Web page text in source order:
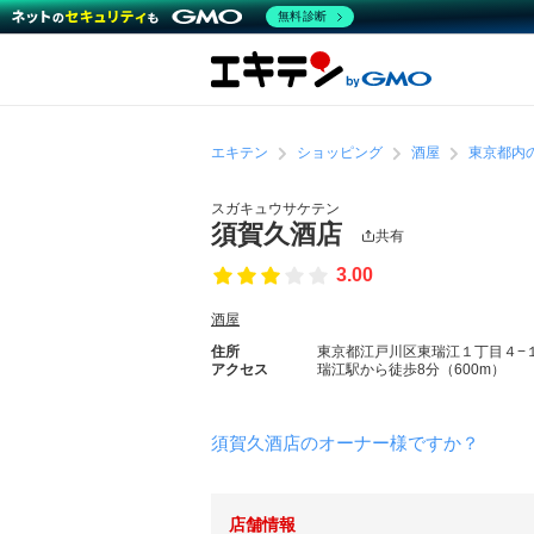
エキテン ショッピング 酒屋 東京都内
スガキュウサケテン
須賀久酒店 共有
3.00
酒屋
住所
東京都江戸川区東瑞江１丁目４−
アクセス
瑞江駅から徒歩8分（600m）
須賀久酒店のオーナー様ですか？
店舗情報
無料診断